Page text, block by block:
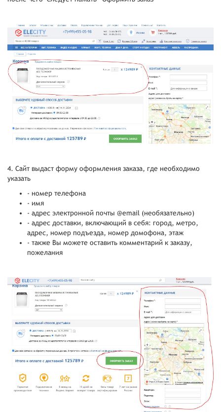
4. Сайт выдаст форму оформления заказа, где необходимо
указать
- номер телефона
- имя
- адрес электронной почты @email (необязательно)
- адрес доставки, включающий в себя: город, метро,
адрес, номер подъезда, номер домофона, этаж
- также Вы можете оставить комментарий к заказу,
пожелания